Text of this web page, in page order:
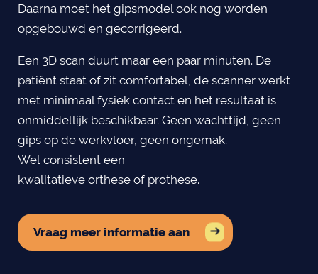
Daarna moet het gipsmodel ook nog worden
opgebouwd en gecorrigeerd.
Een 3D scan duurt maar een paar minuten. De
patiënt staat of zit comfortabel, de scanner werkt
met minimaal fysiek contact en het resultaat is
onmiddellijk beschikbaar. Geen wachttijd, geen
gips op de werkvloer, geen ongemak.
Wel consistent een
kwalitatieve orthese of prothese.
Vraag meer informatie aan